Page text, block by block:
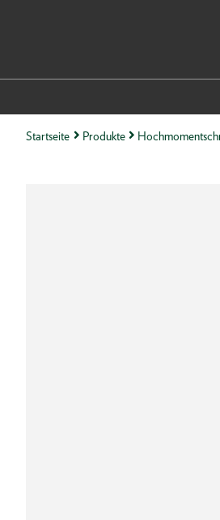
Startseite Produkte